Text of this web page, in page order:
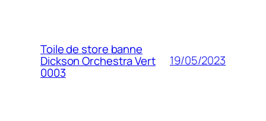
Toile de store banne
Dickson Orchestra Vert
0003
19/05/2023